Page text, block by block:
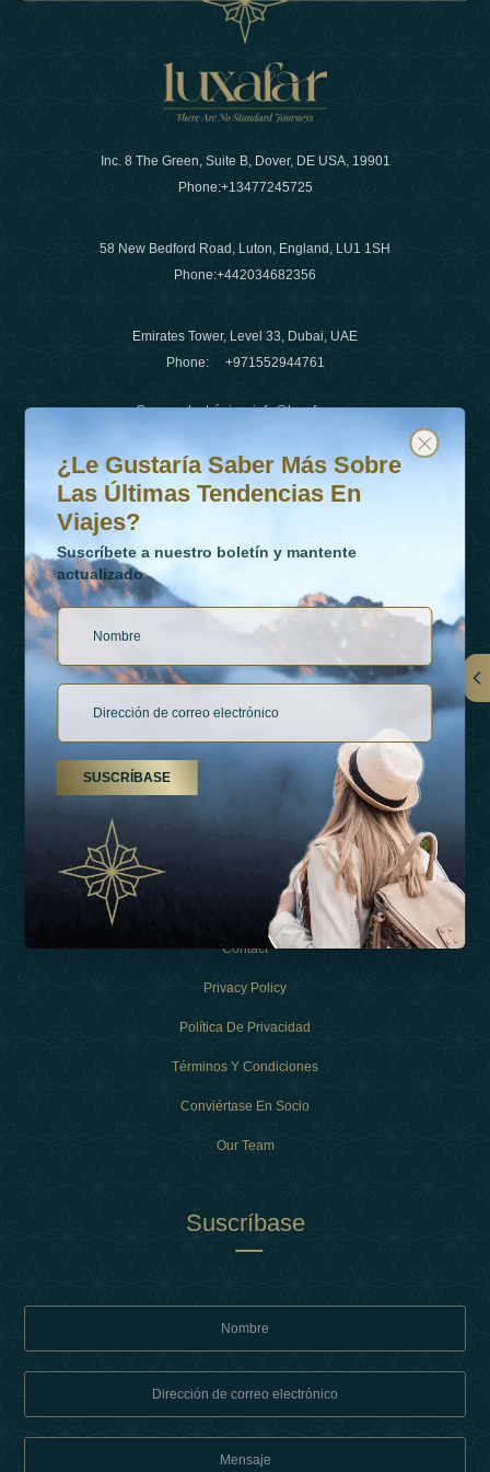
Inc. 8 The Green, Suite B, Dover, DE USA, 19901
Phone:+13477245725
58 New Bedford Road, Luton, England, LU1 1SH
Phone:+442034682356
Emirates Tower, Level 33, Dubai, UAE
Phone: +971552944761
Correo electrónico:info@luxafar.com
Número de WhatsApp
+442034682356
+971552944761
Vínculos
Tipos De Vacaciones
Contact
Privacy Policy
Política De Privacidad
Términos Y Condiciones
Conviértase En Socio
Our Team
Suscríbase
¿Le gustaría saber más sobre las últimas tendencias en
Suscríbete a nuestro boletín y mantente actualizado
¿Le Gustaría Saber Más Sobre
Las Últimas Tendencias En
Viajes?
Suscríbete a nuestro boletín y mantente
actualizado
SUSCRÍBASE